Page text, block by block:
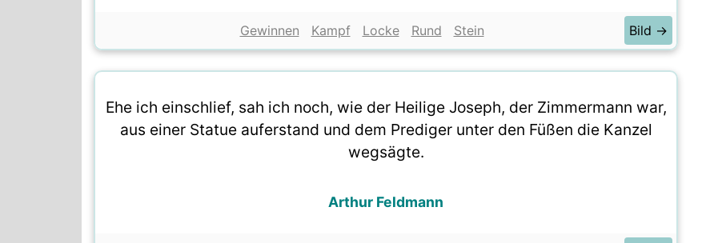
Gewinnen Kampf Locke Rund Stein Bild →
Ehe ich einschlief, sah ich noch, wie der Heilige Joseph, der Zimmermann war,
aus einer Statue auferstand und dem Prediger unter den Füßen die Kanzel
wegsägte.
Arthur Feldmann